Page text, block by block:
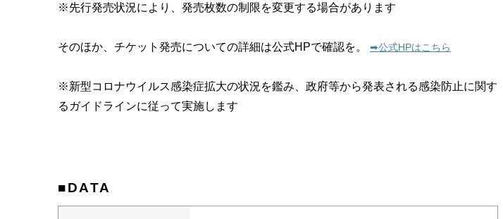
※先行発売状況により、発売枚数の制限を変更する場合があります
そのほか、チケット発売についての詳細は公式HPで確認を。 ➡︎公式HPはこちら
※新型コロナウイルス感染症拡大の状況を鑑み、政府等から発表される感染防止に関す
るガイドラインに従って実施します
■DATA